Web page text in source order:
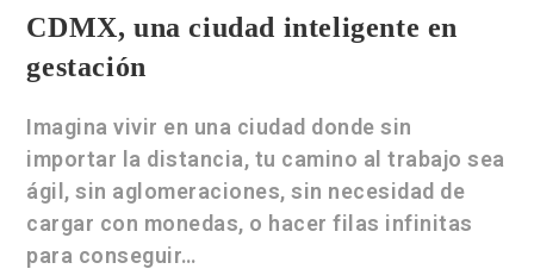
CDMX, una ciudad inteligente en
gestación
Imagina vivir en una ciudad donde sin
importar la distancia, tu camino al trabajo sea
ágil, sin aglomeraciones, sin necesidad de
cargar con monedas, o hacer filas infinitas
para conseguir…